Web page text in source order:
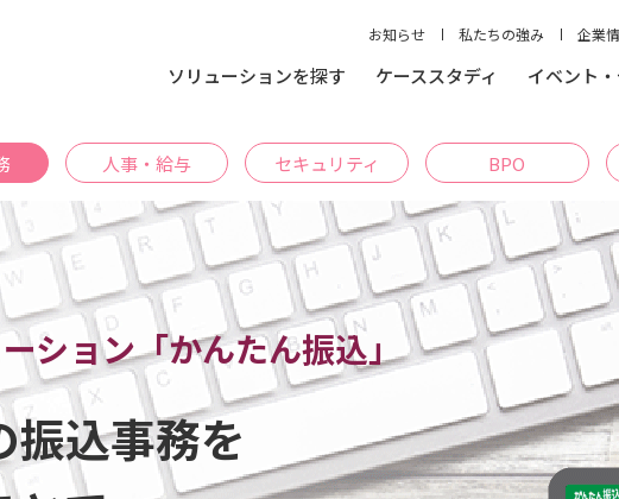
ソリューションを探す ケーススタディ イベント
お知らせ 私たちの強み 企業
人事・給与 セキュリティ BPO
ション「かんたん振込」
振込事務を